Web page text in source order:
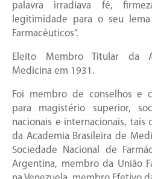
palavra irradiava fé,
legitimidade para o seu lema
Farmacêuticos”.
Eleito Membro Titular da
Medicina em 1931.
Foi membro de conselhos e
para magistério superior,
nacionais e internacionais, tais
da Academia Brasileira de
Sociedade Nacional de
Argentina, membro da União